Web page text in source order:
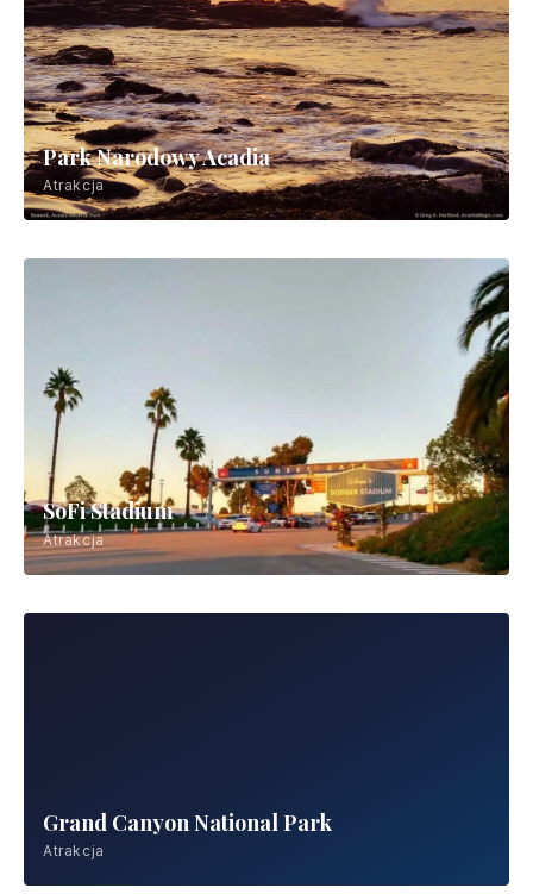
Park Narodowy Acadia
Atrakcja
SoFi Stadium
Atrakcja
Grand Canyon National Park
Atrakcja